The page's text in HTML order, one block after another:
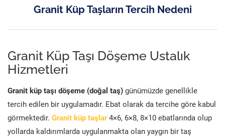
Granit Küp Taşların Tercih Nedeni
Granit Küp Taşı Döşeme Ustalık
Hizmetleri
Granit küp taşı döşeme (doğal taş) günümüzde genellikle
tercih edilen bir uygulamadır. Ebat olarak da tercihe göre kabul
görmektedir. Granit küp taşlar 4×6, 6×8, 8×10 ebatlarında olup
yollarda kaldırımlarda uygulanmakta olan yaygın bir taş